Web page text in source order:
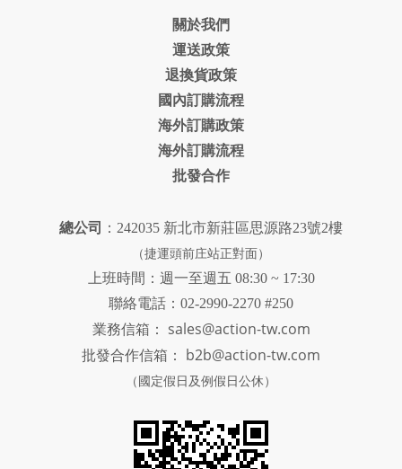
關於我們
運送政策
退換貨政策
國內訂購流程
海外訂購政策
海外訂購流程
批發合作
總公司 ：242035 新北市新莊區思源路23號2樓
（捷運頭前庄站正對面）
上班時間：週一至週五 08:30 ~ 17:30
聯絡電話：02-2990-2270 #250
業務信箱： sales@action-tw.com
批發合作信箱： b2b@action-tw.com
（國定假日及例假日公休）